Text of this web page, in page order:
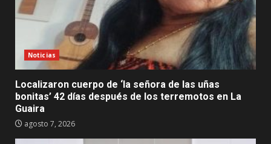
Noticias
Localizaron cuerpo de ‘la señora de las uñas
bonitas’ 42 días después de los terremotos en La
Guaira
agosto 7, 2026